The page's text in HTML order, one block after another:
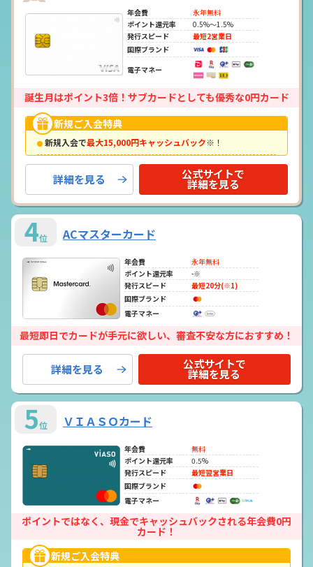
年会費
永年無料
ポイント還元率
0.5%～1.5%
発行スピード
最短2営業日
国際ブランド
電子マネー
誕生月はポイント3倍！サブカードとしても優秀な0円カード
新規ご入会特典
新規入会で最大15,000円キャッシュバック※！
詳細を見る 公式サイトで
詳細を見る
4位 ACマスターカード
年会費
永年無料
ポイント還元率
-※
発行スピード
最短20分(※1)
国際ブランド
電子マネー
最短即日でカードが手元に欲しい、審査不安な方におすすめ！
詳細を見る 公式サイトで
詳細を見る
5位 ＶＩＡＳＯカード
年会費
無料
ポイント還元率
0.5%
発行スピード
最短翌営業日
国際ブランド
電子マネー
ポイントではなく、現金でキャッシュバックされる年会費0円
カード！
新規ご入会特典